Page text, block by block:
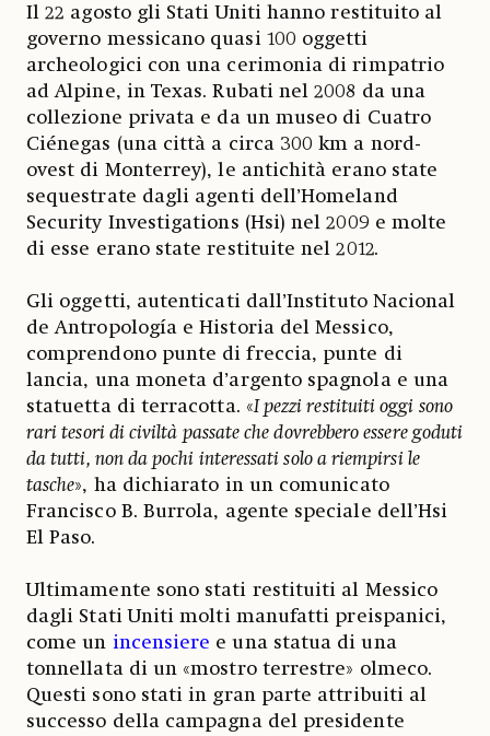
Il 22 agosto gli Stati Uniti hanno restituito al
governo messicano quasi 100 oggetti
archeologici con una cerimonia di rimpatrio
ad Alpine, in Texas. Rubati nel 2008 da una
collezione privata e da un museo di Cuatro
Ciénegas (una città a circa 300 km a nord-
ovest di Monterrey), le antichità erano state
sequestrate dagli agenti dell’Homeland
Security Investigations (Hsi) nel 2009 e molte
di esse erano state restituite nel 2012.
Gli oggetti, autenticati dall’Instituto Nacional
de Antropología e Historia del Messico,
comprendono punte di freccia, punte di
lancia, una moneta d’argento spagnola e una
statuetta di terracotta. «I pezzi restituiti oggi sono
rari tesori di civiltà passate che dovrebbero essere goduti
da tutti, non da pochi interessati solo a riempirsi le
tasche», ha dichiarato in un comunicato
Francisco B. Burrola, agente speciale dell’Hsi
El Paso.
Ultimamente sono stati restituiti al Messico
dagli Stati Uniti molti manufatti preispanici,
come un incensiere e una statua di una
tonnellata di un «mostro terrestre» olmeco.
Questi sono stati in gran parte attribuiti al
successo della campagna del presidente